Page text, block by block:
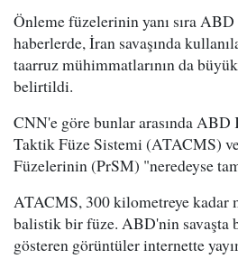
Önleme füzelerinin yanı sıra
haberlerde, İran savaşında
taarruz mühimmatlarının da
belirtildi.
CNN'e göre bunlar arasında
Taktik Füze Sistemi (ATACMS)
Füzelerinin (PrSM) "neredeyse
ATACMS, 300 kilometreye kadar
balistik bir füze. ABD'nin savaşta
gösteren görüntüler internette